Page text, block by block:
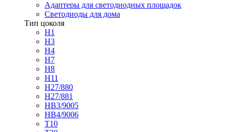
Адаптеры для светодиодных площадок
Светодиоды для дома
Тип цоколя
H1
H3
H4
H7
H8
H11
H27/880
H27/881
HB3/9005
HB4/9006
T10